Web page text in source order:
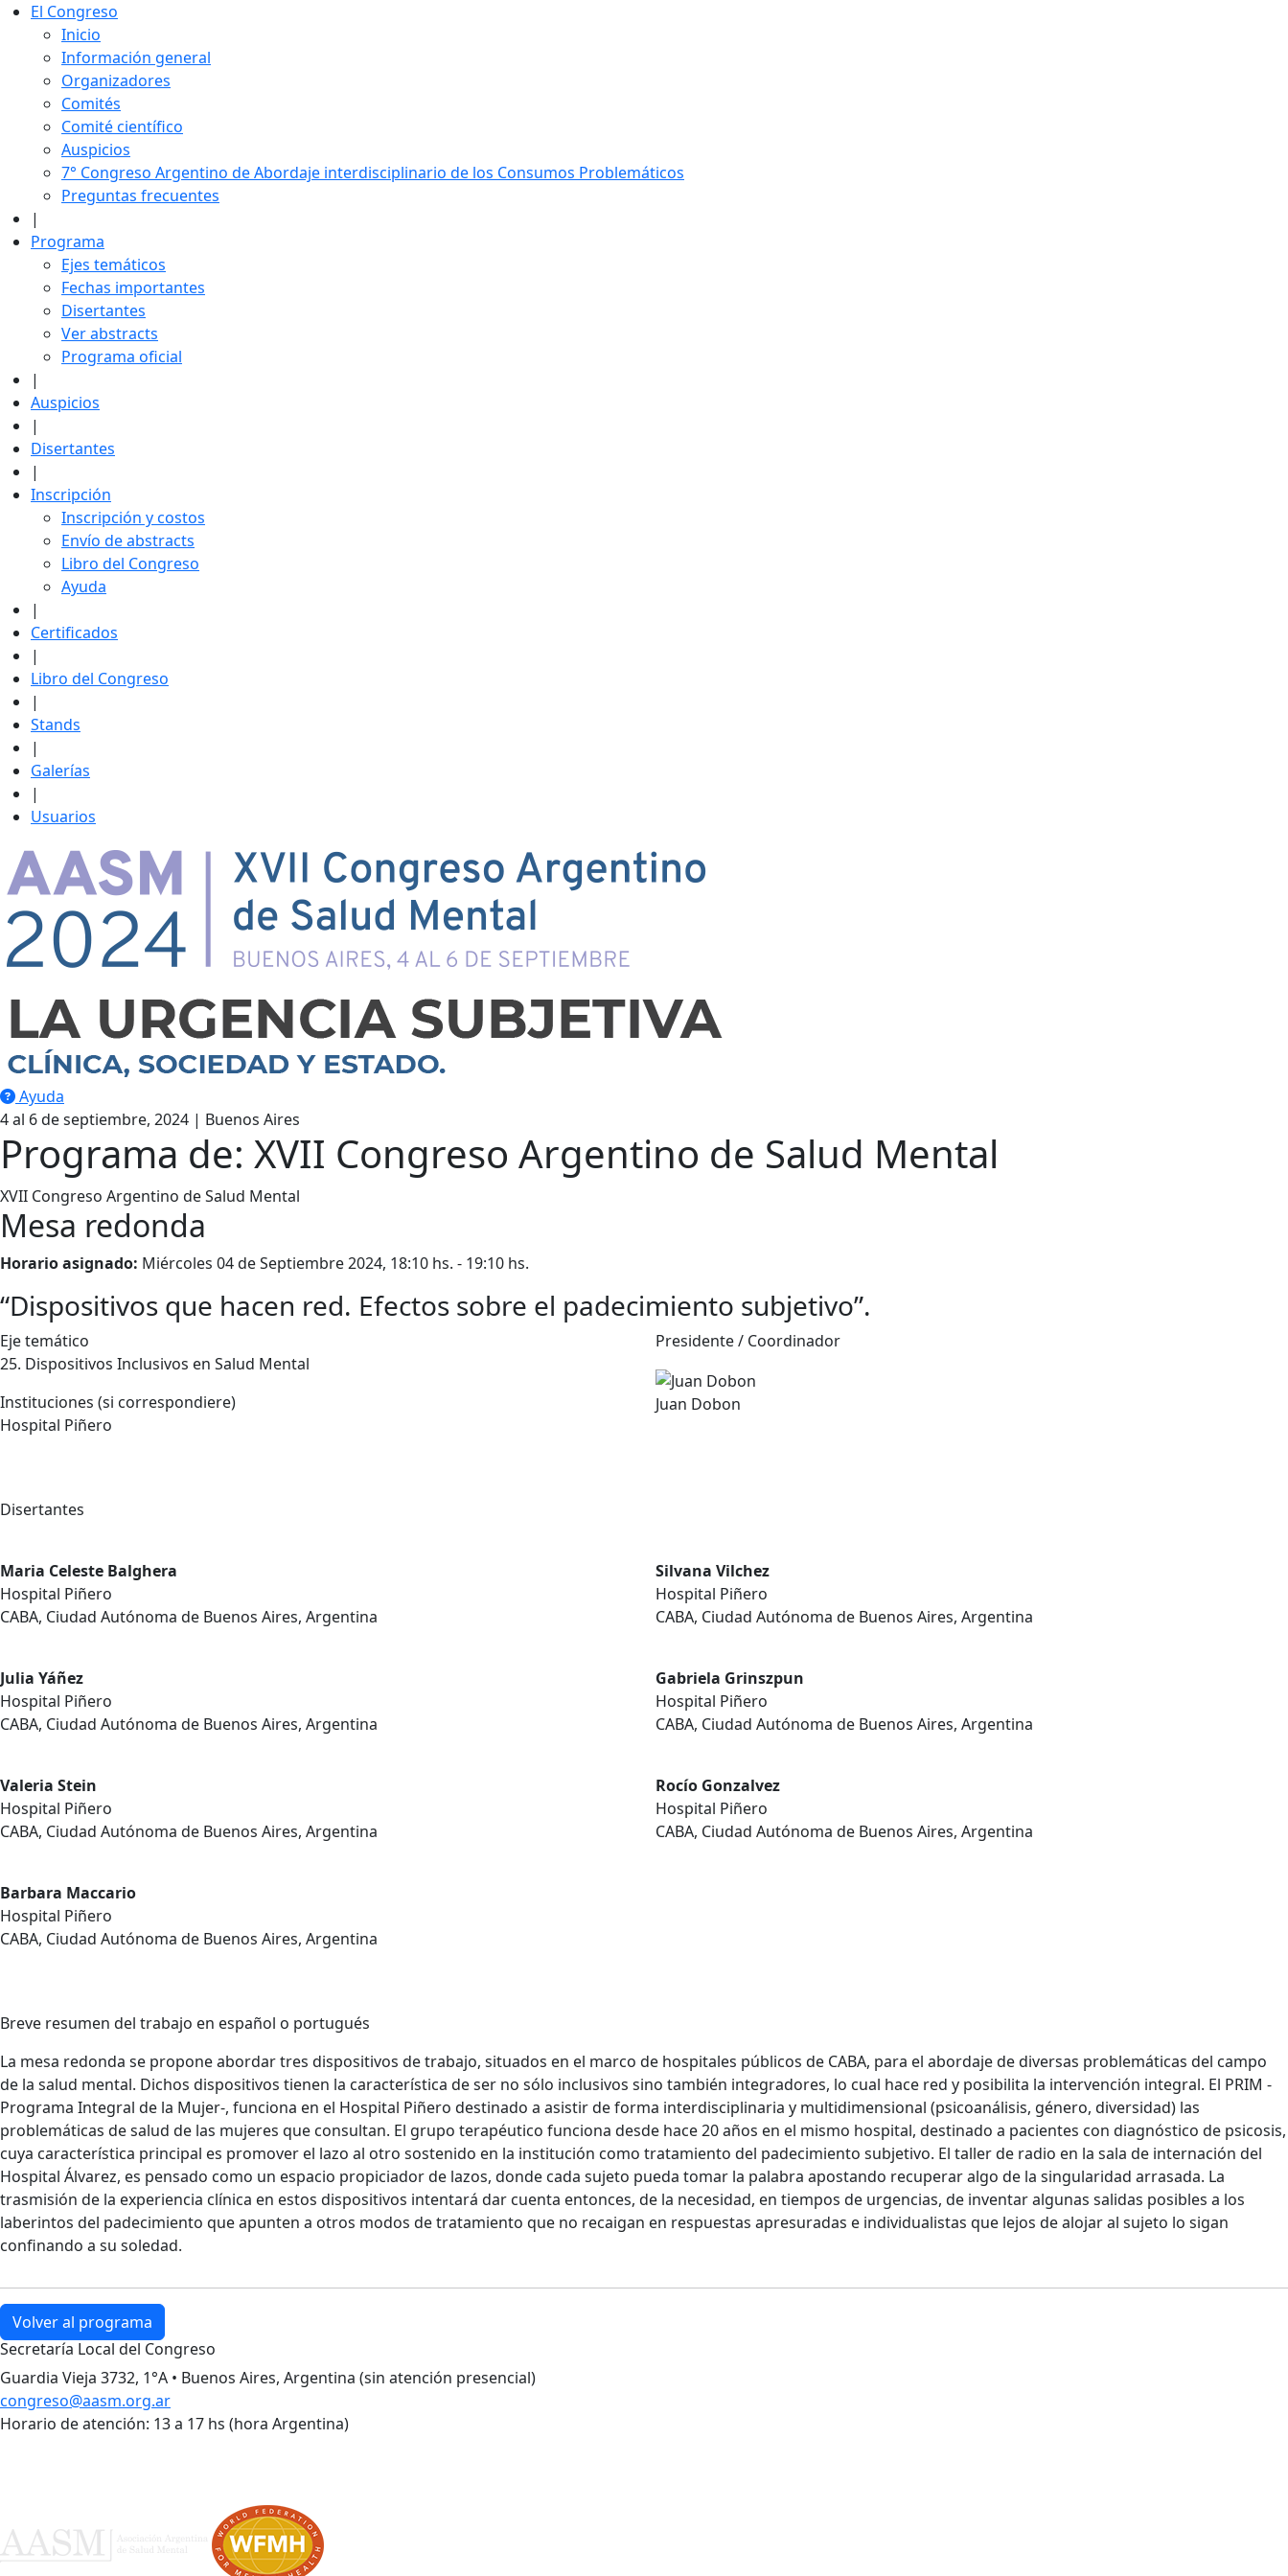
El Congreso
Inicio
Información general
Organizadores
Comités
Comité científico
Auspicios
7° Congreso Argentino de Abordaje interdisciplinario de los Consumos Problemáticos
Preguntas frecuentes
|
Programa
Ejes temáticos
Fechas importantes
Disertantes
Ver abstracts
Programa oficial
|
Auspicios
|
Disertantes
|
Inscripción
Inscripción y costos
Envío de abstracts
Libro del Congreso
Ayuda
|
Certificados
|
Libro del Congreso
|
Stands
|
Galerías
|
Usuarios
Ayuda
4 al 6 de septiembre, 2024 | Buenos Aires
Programa de: XVII Congreso Argentino de Salud Mental
XVII Congreso Argentino de Salud Mental
Mesa redonda
Horario asignado: Miércoles 04 de Septiembre 2024, 18:10 hs. - 19:10 hs.
“Dispositivos que hacen red. Efectos sobre el padecimiento subjetivo”.
Eje temático
25. Dispositivos Inclusivos en Salud Mental
Instituciones (si correspondiere)
Hospital Piñero
Presidente / Coordinador
Juan Dobon
Disertantes
Maria Celeste Balghera
Hospital Piñero
CABA, Ciudad Autónoma de Buenos Aires, Argentina
Silvana Vilchez
Hospital Piñero
CABA, Ciudad Autónoma de Buenos Aires, Argentina
Julia Yáñez
Hospital Piñero
CABA, Ciudad Autónoma de Buenos Aires, Argentina
Gabriela Grinszpun
Hospital Piñero
CABA, Ciudad Autónoma de Buenos Aires, Argentina
Valeria Stein
Hospital Piñero
CABA, Ciudad Autónoma de Buenos Aires, Argentina
Rocío Gonzalvez
Hospital Piñero
CABA, Ciudad Autónoma de Buenos Aires, Argentina
Barbara Maccario
Hospital Piñero
CABA, Ciudad Autónoma de Buenos Aires, Argentina
Breve resumen del trabajo en español o portugués
La mesa redonda se propone abordar tres dispositivos de trabajo, situados en el marco de hospitales públicos de CABA, para el abordaje de diversas problemáticas del campo
de la salud mental. Dichos dispositivos tienen la característica de ser no sólo inclusivos sino también integradores, lo cual hace red y posibilita la intervención integral. El PRIM -
Programa Integral de la Mujer-, funciona en el Hospital Piñero destinado a asistir de forma interdisciplinaria y multidimensional (psicoanálisis, género, diversidad) las
problemáticas de salud de las mujeres que consultan. El grupo terapéutico funciona desde hace 20 años en el mismo hospital, destinado a pacientes con diagnóstico de psicosis,
cuya característica principal es promover el lazo al otro sostenido en la institución como tratamiento del padecimiento subjetivo. El taller de radio en la sala de internación del
Hospital Álvarez, es pensado como un espacio propiciador de lazos, donde cada sujeto pueda tomar la palabra apostando recuperar algo de la singularidad arrasada. La
trasmisión de la experiencia clínica en estos dispositivos intentará dar cuenta entonces, de la necesidad, en tiempos de urgencias, de inventar algunas salidas posibles a los
laberintos del padecimiento que apunten a otros modos de tratamiento que no recaigan en respuestas apresuradas e individualistas que lejos de alojar al sujeto lo sigan
confinando a su soledad.
Volver al programa
Secretaría Local del Congreso
Guardia Vieja 3732, 1°A • Buenos Aires, Argentina (sin atención presencial)
congreso@aasm.org.ar
Horario de atención: 13 a 17 hs (hora Argentina)